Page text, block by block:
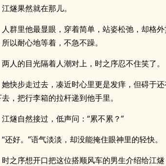
江燧果然就在那儿。
人群里他最显眼，穿着简单，站姿松弛，却格
以耐心地等着，不急不躁。
两人的目光隔着人潮对上，时之序忍不住笑了。
她快步走过去，凑近时心里更是发痒，但碍于
，把行李箱的拉杆递到他手里。
江燧自然接过，低声问：“累不累？”
“还好。”语气淡淡，却没能掩住眼神里的轻快。
时之序想开口把这位搭顺风车的男生介绍给江